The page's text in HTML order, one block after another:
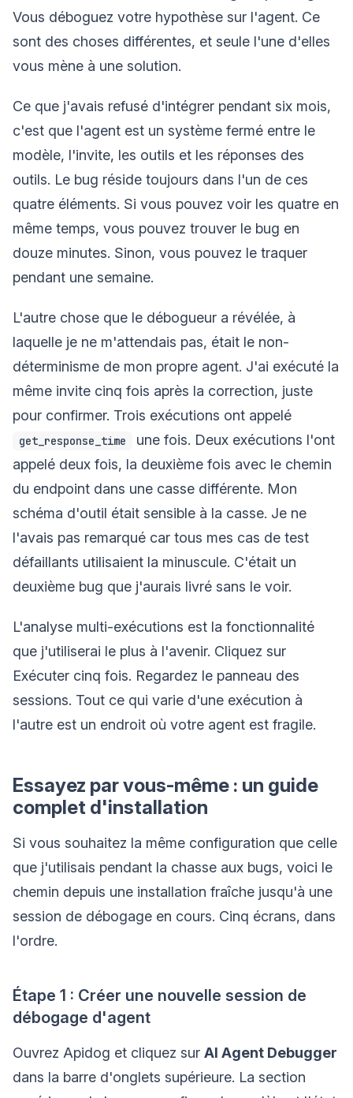
Vous déboguez votre hypothèse sur l'agent. Ce
sont des choses différentes, et seule l'une d'elles
vous mène à une solution.
Ce que j'avais refusé d'intégrer pendant six mois,
c'est que l'agent est un système fermé entre le
modèle, l'invite, les outils et les réponses des
outils. Le bug réside toujours dans l'un de ces
quatre éléments. Si vous pouvez voir les quatre en
même temps, vous pouvez trouver le bug en
douze minutes. Sinon, vous pouvez le traquer
pendant une semaine.
L'autre chose que le débogueur a révélée, à
laquelle je ne m'attendais pas, était le non-
déterminisme de mon propre agent. J'ai exécuté la
même invite cinq fois après la correction, juste
pour confirmer. Trois exécutions ont appelé
get_response_time
une fois. Deux exécutions l'ont
appelé deux fois, la deuxième fois avec le chemin
du endpoint dans une casse différente. Mon
schéma d'outil était sensible à la casse. Je ne
l'avais pas remarqué car tous mes cas de test
défaillants utilisaient la minuscule. C'était un
deuxième bug que j'aurais livré sans le voir.
L'analyse multi-exécutions est la fonctionnalité
que j'utiliserai le plus à l'avenir. Cliquez sur
Exécuter cinq fois. Regardez le panneau des
sessions. Tout ce qui varie d'une exécution à
l'autre est un endroit où votre agent est fragile.
Essayez par vous-même : un guide
complet d'installation
Si vous souhaitez la même configuration que celle
que j'utilisais pendant la chasse aux bugs, voici le
chemin depuis une installation fraîche jusqu'à une
session de débogage en cours. Cinq écrans, dans
l'ordre.
Étape 1 : Créer une nouvelle session de
débogage d'agent
Ouvrez Apidog et cliquez sur AI Agent Debugger
dans la barre d'onglets supérieure. La section